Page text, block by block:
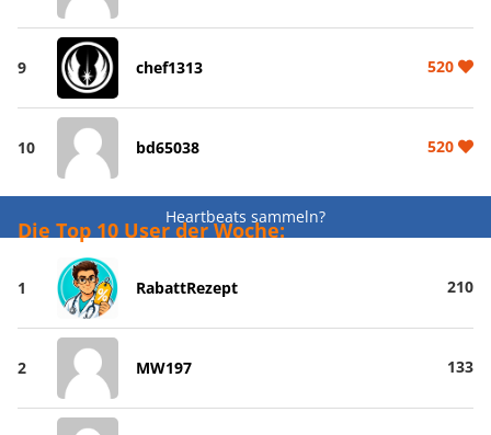
9 chef1313 520
10 bd65038 520
Heartbeats sammeln?
Die Top 10 User der Woche:
1 RabattRezept 210
2 MW197 133